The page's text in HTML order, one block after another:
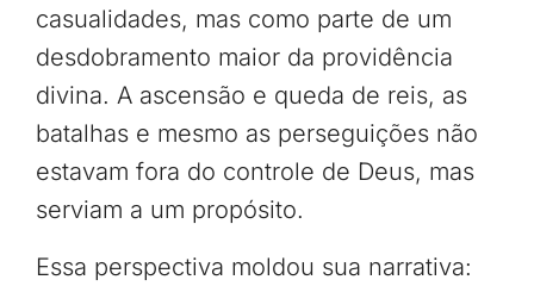
casualidades, mas como parte de um
desdobramento maior da providência
divina. A ascensão e queda de reis, as
batalhas e mesmo as perseguições não
estavam fora do controle de Deus, mas
serviam a um propósito.
Essa perspectiva moldou sua narrativa: